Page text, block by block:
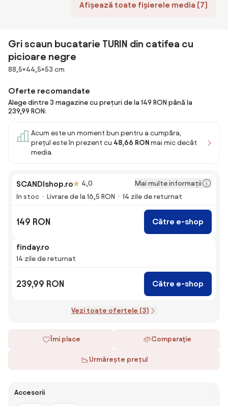
Afișează toate fișierele media (7)
Gri scaun bucatarie TURIN din catifea cu
picioare negre
Dimensiuni
88,5×44,5×53 cm
Oferte recomandate
Alege dintre 3 magazine cu prețuri de la 149 RON până la
239,99 RON:
Acum este un moment bun pentru a cumpăra,
prețul este în prezent cu 48,66 RON mai mic decât
media.
SCANDIshop.ro 4,0
Mai multe informații
În stoc
Livrare de la 16,5 RON 14 zile de returnat
149 RON Către e-shop
finday.ro
14 zile de returnat
239,99 RON Către e-shop
Vezi toate ofertele (3)
Îmi place Comparaţie
Urmărește prețul
Accesorii